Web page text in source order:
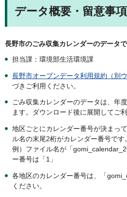
データ概要・留意事項
長野市のごみ収集カレンダーのデータで
担当課：環境部生活環境課
長野市オープンデータ利用規約（別
づきご利用ください。
ごみ収集カレンダーのデータは、年
ます。ダウンロード後に展開してご利
地区ごとにカレンダー番号が決まっ
ル名の末尾2桁がカレンダー番号です。
例）ファイル名が「
ー番号は「1」
各地区のカレンダー番号は、「
ください。